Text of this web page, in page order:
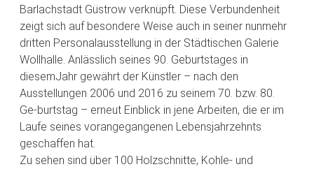
Barlachstadt Güstrow verknüpft. Diese Verbundenheit
zeigt sich auf besondere Weise auch in seiner nunmehr
dritten Personalausstellung in der Städtischen Galerie
Wollhalle. Anlässlich seines 90. Geburtstages in
diesemJahr gewährt der Künstler – nach den
Ausstellungen 2006 und 2016 zu seinem 70. bzw. 80.
Ge-burtstag – erneut Einblick in jene Arbeiten, die er im
Laufe seines vorangegangenen Lebensjahrzehnts
geschaffen hat.
Zu sehen sind über 100 Holzschnitte, Kohle- und